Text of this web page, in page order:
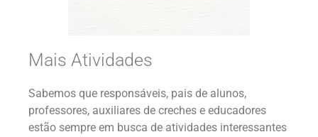
Mais Atividades
Sabemos que responsáveis, pais de alunos,
professores, auxiliares de creches e educadores
estão sempre em busca de atividades interessantes